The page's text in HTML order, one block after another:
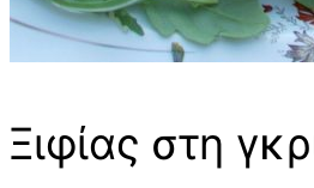
Ξιφίας στη